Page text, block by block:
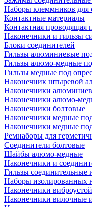
Наборы клеммников для
Контактные материалы
Контактная проводящая
Наконечники и гильзы
Блоки соединителей
Гильзы алюминиевые
Гильзы алюмо-медные
Гильзы медные под
Наконечник штыревой
Наконечники
Наконечники алюмо-
Наконечники болтовые
Наконечники медные
Наконечники медные
Ремнаборы для
Соединители болтовые
Шайбы алюмо-медные
Наконечники и
Гильзы соединительные
Наборы изолированных
Наконечники
Наконечники вилочные